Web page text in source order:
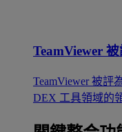
TeamViewer
TeamViewer 被評
DEX 工具領域的